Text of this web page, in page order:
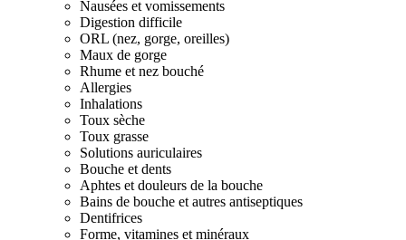
Nausées et vomissements
Digestion difficile
ORL (nez, gorge, oreilles)
Maux de gorge
Rhume et nez bouché
Allergies
Inhalations
Toux sèche
Toux grasse
Solutions auriculaires
Bouche et dents
Aphtes et douleurs de la bouche
Bains de bouche et autres antiseptiques
Dentifrices
Forme, vitamines et minéraux